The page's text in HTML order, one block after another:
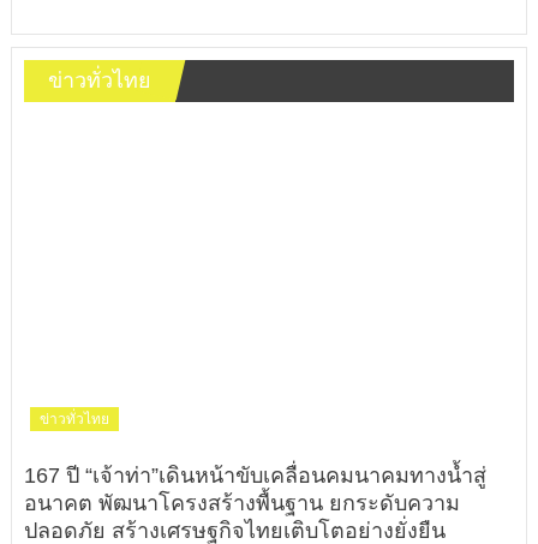
ข่าวทั่วไทย
ข่าวทั่วไทย
167 ปี “เจ้าท่า”เดินหน้าขับเคลื่อนคมนาคมทางน้ำสู่
อนาคต พัฒนาโครงสร้างพื้นฐาน ยกระดับความ
ปลอดภัย สร้างเศรษฐกิจไทยเติบโตอย่างยั่งยืน